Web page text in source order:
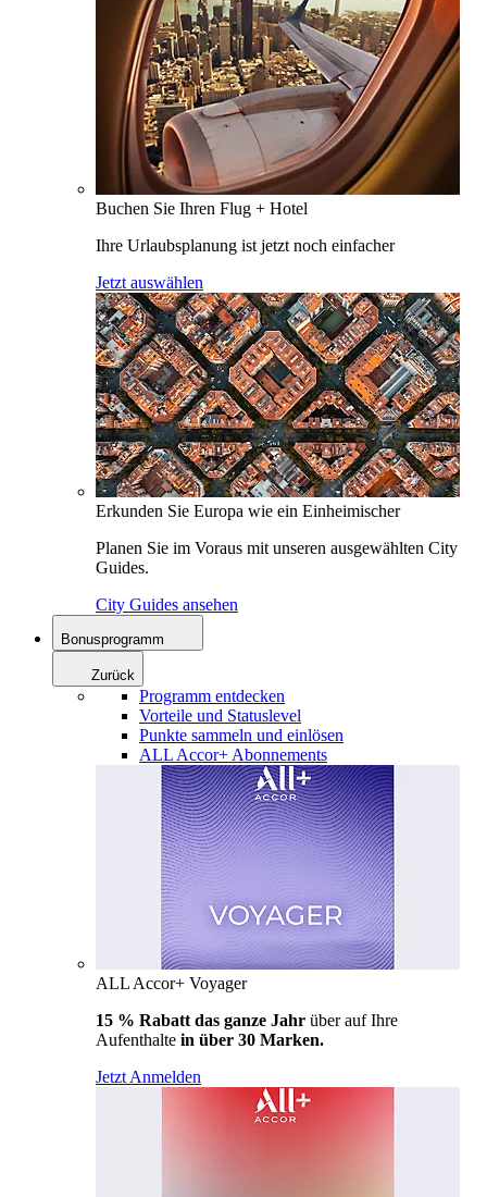
Buchen Sie Ihren Flug + Hotel
Ihre Urlaubsplanung ist jetzt noch einfacher
Jetzt auswählen
Erkunden Sie Europa wie ein Einheimischer
Planen Sie im Voraus mit unseren ausgewählten City
Guides.
City Guides ansehen
Bonusprogramm
Zurück
Programm entdecken
Vorteile und Statuslevel
Punkte sammeln und einlösen
ALL Accor+ Abonnements
ALL Accor+ Voyager
15 % Rabatt das ganze Jahr über auf Ihre
Aufenthalte in über 30 Marken.
Jetzt Anmelden